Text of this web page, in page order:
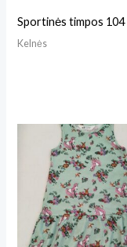
Sportinės timpos 104
Kelnės